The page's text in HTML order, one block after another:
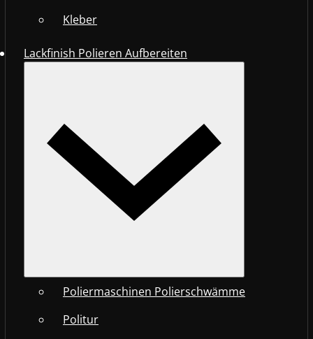
Kleber
Lackfinish Polieren Aufbereiten
Poliermaschinen Polierschwämme
Politur